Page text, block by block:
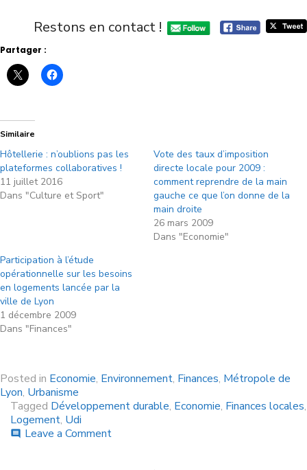
Restons en contact !
Partager :
Similaire
Hôtellerie : n’oublions pas les
plateformes collaboratives !
11 juillet 2016
Dans "Culture et Sport"
Vote des taux d’imposition
directe locale pour 2009 :
comment reprendre de la main
gauche ce que l’on donne de la
main droite
26 mars 2009
Dans "Economie"
Participation à l’étude
opérationnelle sur les besoins
en logements lancée par la
ville de Lyon
1 décembre 2009
Dans "Finances"
Posted in Economie, Environnement, Finances, Métropole de
Lyon, Urbanisme
Tagged Développement durable, Economie, Finances locales,
Logement, Udi
comment Leave a Comment